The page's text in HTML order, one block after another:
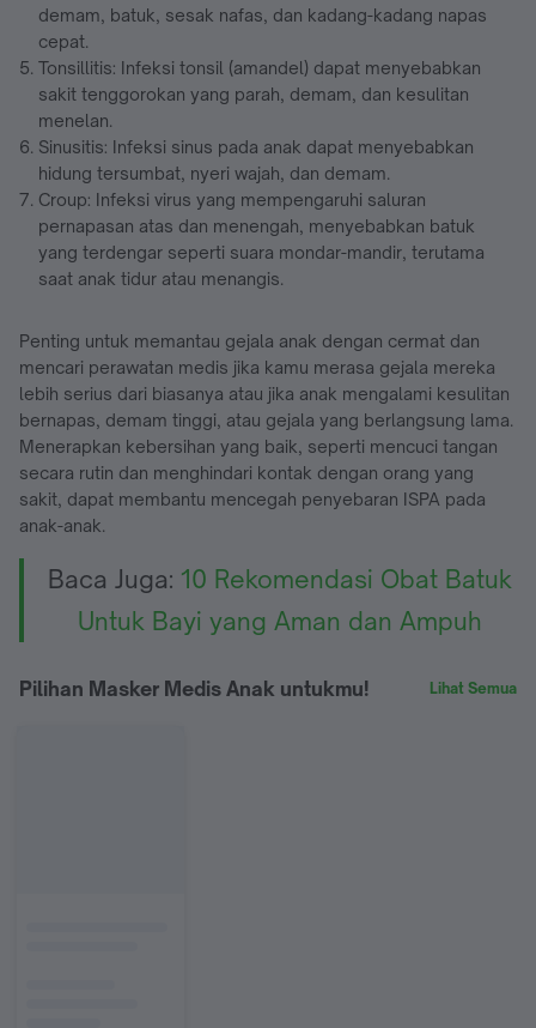
demam, batuk, sesak nafas, dan kadang-kadang napas
cepat.
Tonsillitis: Infeksi tonsil (amandel) dapat menyebabkan
sakit tenggorokan yang parah, demam, dan kesulitan
menelan.
Sinusitis: Infeksi sinus pada anak dapat menyebabkan
hidung tersumbat, nyeri wajah, dan demam.
Croup: Infeksi virus yang mempengaruhi saluran
pernapasan atas dan menengah, menyebabkan batuk
yang terdengar seperti suara mondar-mandir, terutama
saat anak tidur atau menangis.
Penting untuk memantau gejala anak dengan cermat dan
mencari perawatan medis jika kamu merasa gejala mereka
lebih serius dari biasanya atau jika anak mengalami kesulitan
bernapas, demam tinggi, atau gejala yang berlangsung lama.
Menerapkan kebersihan yang baik, seperti mencuci tangan
secara rutin dan menghindari kontak dengan orang yang
sakit, dapat membantu mencegah penyebaran ISPA pada
anak-anak.
Baca Juga: 10 Rekomendasi Obat Batuk
Untuk Bayi yang Aman dan Ampuh
Pilihan Masker Medis Anak untukmu! Lihat Semua